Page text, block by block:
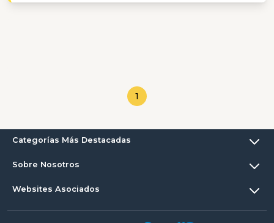
1
Categorías Más Destacadas
Sobre Nosotros
Websites Asociados